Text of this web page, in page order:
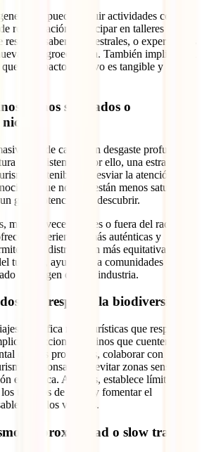
puede incluir actividades como
reforestación, participar en talleres con
rescaten saberes ancestrales, o experiencias
la agroecología. También implica una
que el impacto positivo es tangible y
menos saturados o
puede causar un desgaste profundo
y ecosistemas? Por ello, una estrategia
sostenible es desviar la atención
que no solo están menos saturados,
gran potencial por descubrir.
muchas veces rurales o fuera del radar
experiencias más auténticas y
una distribución más equitativa de los
turismo, ayudando a comunidades que
al margen de esta industria.
que respeten la biodiversidad
planifica rutas turísticas que respeten
seleccionar destinos que cuenten con
o áreas protegidas, colaborar con guías
responsable, y evitar zonas sensibles
ecológica. Además, establece límites de
los tiempos de visita y fomentar el
entre los viajeros.
de proximidad o slow travel